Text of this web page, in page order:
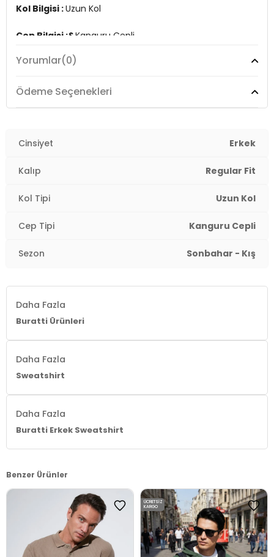
Kol Bilgisi :Uzun Kol
Cep Bilgisi :&Kanguru Cepli
Kalıp Bilgisi :Regular Fit
Manken Ölçüsü :Kilo : 77 kg / Boy : 1.85 cm / Göğüs :
3DK159052651.07
Yorumlar(0)
Ödeme Seçenekleri
Cinsiyet Erkek
Kalıp Regular Fit
Kol Tipi Uzun Kol
Cep Tipi Kanguru Cepli
Sezon Sonbahar - Kış
Daha Fazla
Buratti Ürünleri
Daha Fazla
Sweatshirt
Daha Fazla
Buratti Erkek Sweatshirt
Benzer Ürünler
ÜCRETSIZ
KARGO